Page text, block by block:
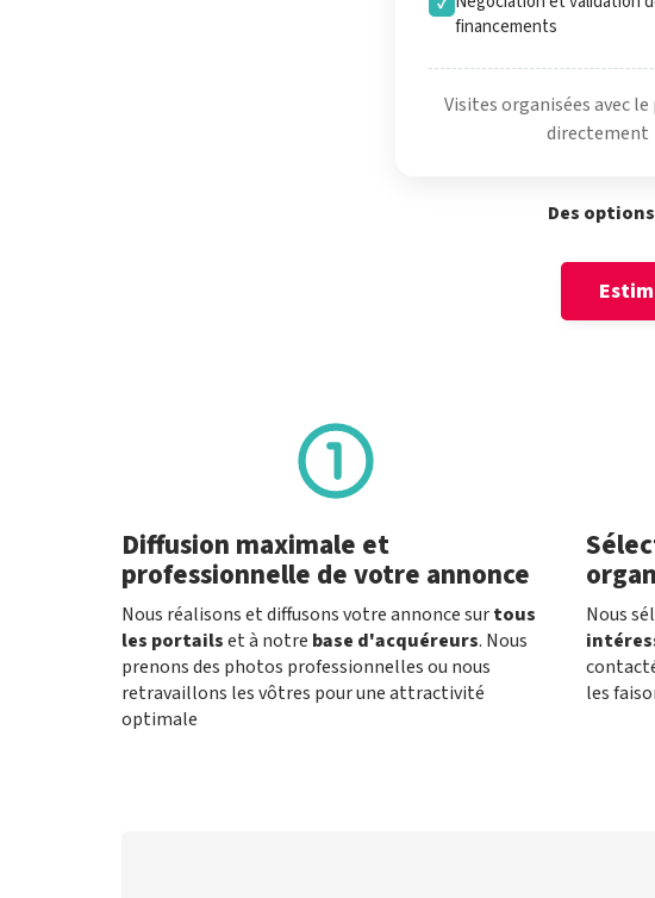
financements
Visites organisées avec
directement
Des
Diffusion maximale et
professionnelle de votre annonce
Nous réalisons et diffusons votre annonce surtous
les portailset à notre base d'acquéreurs. Nous
prenons des photos professionnelles ou nous
retravaillons les vôtres pour une attractivité
optimale
Nous
les